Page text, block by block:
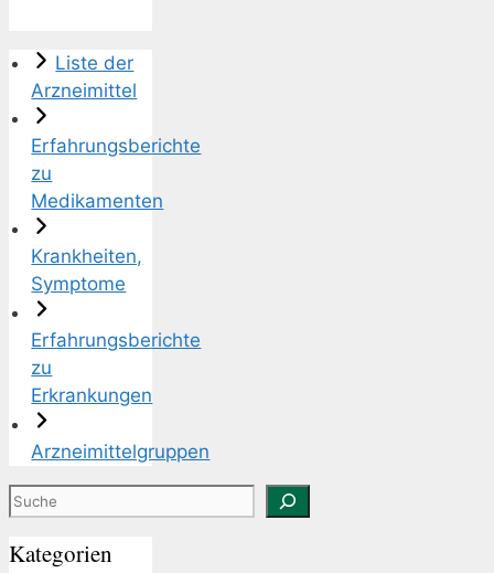
Liste der
Arzneimittel
Erfahrungsberichte
zu
Medikamenten
Krankheiten,
Symptome
Erfahrungsberichte
zu
Erkrankungen
Arzneimittelgruppen
Suchen
Kategorien